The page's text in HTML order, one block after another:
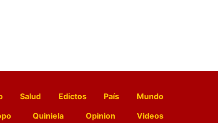
Salud Edictos País
Mundo
Quiniela Opinion
Videos